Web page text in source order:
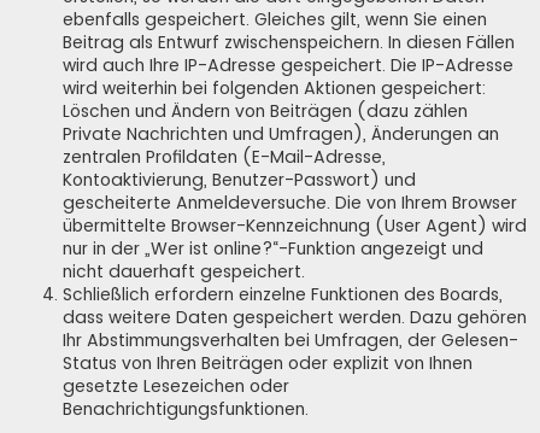
ebenfalls gespeichert. Gleiches gilt, wenn Sie einen
Beitrag als Entwurf zwischenspeichern. In diesen Fällen
wird auch Ihre IP-Adresse gespeichert. Die IP-Adresse
wird weiterhin bei folgenden Aktionen gespeichert:
Löschen und Ändern von Beiträgen (dazu zählen
Private Nachrichten und Umfragen), Änderungen an
zentralen Profildaten (E-Mail-Adresse,
Kontoaktivierung, Benutzer-Passwort) und
gescheiterte Anmeldeversuche. Die von Ihrem Browser
übermittelte Browser-Kennzeichnung (User Agent) wird
nur in der „Wer ist online?“-Funktion angezeigt und
nicht dauerhaft gespeichert.
Schließlich erfordern einzelne Funktionen des Boards,
dass weitere Daten gespeichert werden. Dazu gehören
Ihr Abstimmungsverhalten bei Umfragen, der Gelesen-
Status von Ihren Beiträgen oder explizit von Ihnen
gesetzte Lesezeichen oder
Benachrichtigungsfunktionen.